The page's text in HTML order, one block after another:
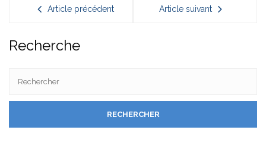
Article précédent Article suivant
Recherche